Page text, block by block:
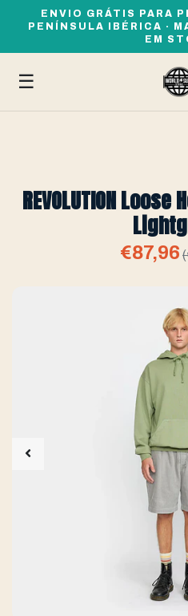
ENVIO GRÁTIS PARA
PENÍNSULA IBÉRICA ·
EM
☰
REVOLUTION
€87,96